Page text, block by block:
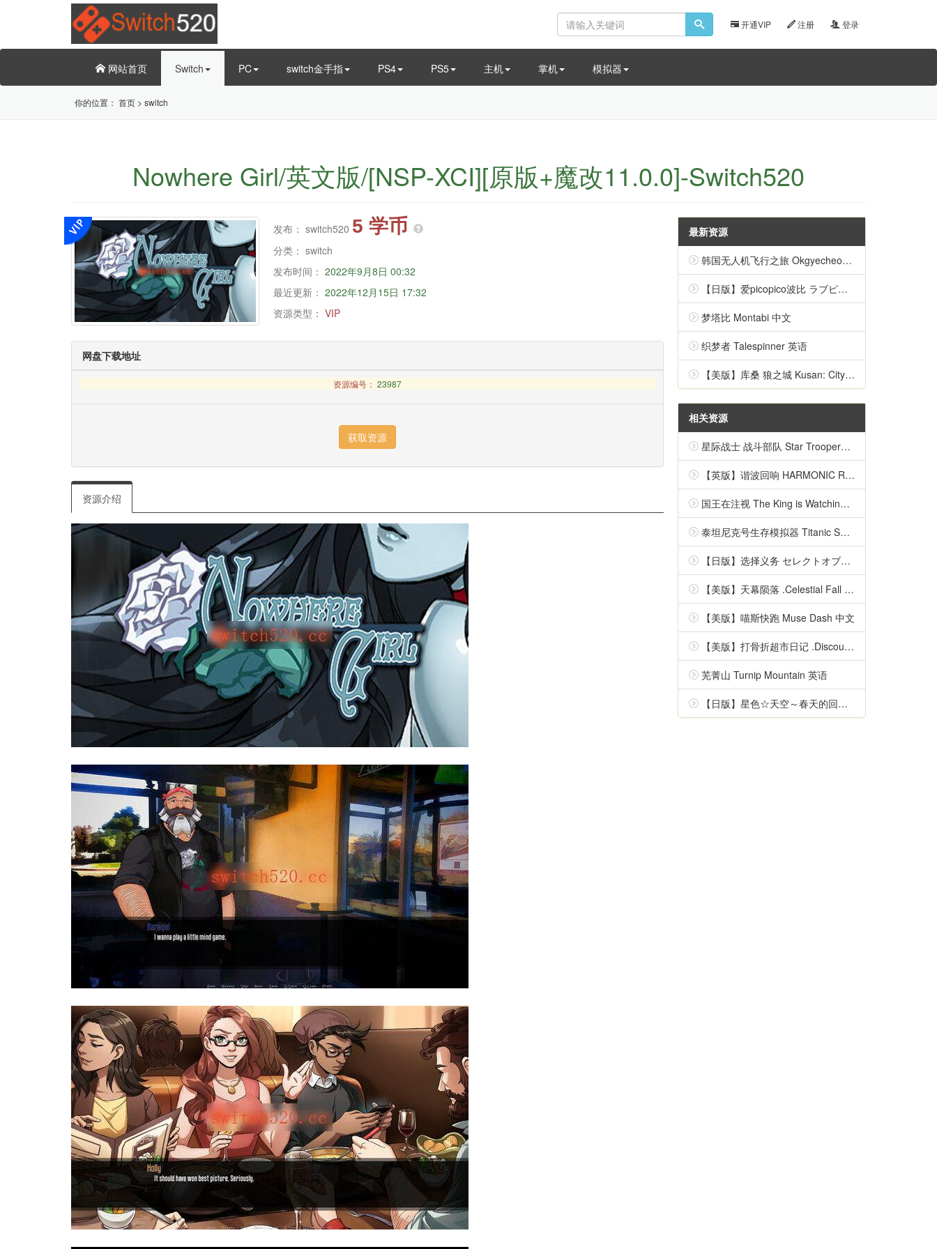
开通VIP 注册 登录
网站首页 Switch PC switch金手指 PS4 PS5 主机 掌机 模拟器
你的位置： 首页 > switch
Nowhere Girl/英文版/[NSP-XCI][原版+魔改11.0.0]-Switch520
发布： switch520 5 学币
分类： switch
发布时间： 2022年9月8日 00:32
最近更新： 2022年12月15日 17:32
资源类型： VIP
网盘下载地址
资源编号： 23987
资源介绍
最新资源
韩国无人机飞行之旅 Okgyecheon Korean Drone Flying Tour Okgyecheon 中文
【日版】爱picopico波比 ラブピカルポッピー 日语
梦塔比 Montabi 中文
织梦者 Talespinner 英语
【美版】库桑 狼之城 Kusan: City of Wolves 中文
相关资源
星际战士 战斗部队 Star Troopers - Combat Force 英语
【英版】谐波回响 HARMONIC REFLECTIONS 中文
国王在注视 The King is Watching 中文
泰坦尼克号生存模拟器 Titanic Survival Simulator 英语
【日版】选择义务 セレクトオブリージュ 日语
【美版】天幕陨落 .Celestial Fall 中文
【美版】喵斯快跑 Muse Dash 中文
【美版】打骨折超市日记 .Discounty 中文
芜菁山 Turnip Mountain 英语
【日版】星色☆天空～春天的回忆～ Starry☆Sky～Spring Memories～ 日语